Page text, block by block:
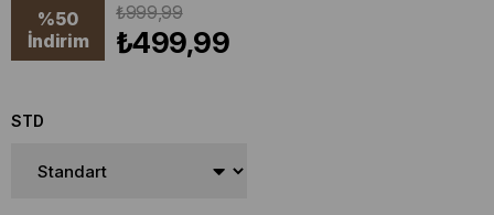
%50
İndirim
₺999,99
₺499,99
STD